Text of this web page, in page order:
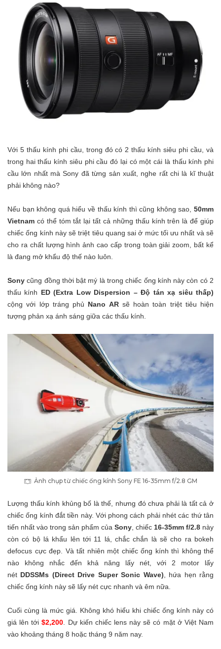
Với 5 thấu kính phi cầu, trong đó có 2 thấu kính siêu phi cầu, và
trong hai thấu kính siêu phi cầu đó lại có một cái là thấu kính phi
cầu lớn nhất mà Sony đã từng sản xuất, nghe rất chi là kĩ thuật
phải không nào?
Nếu bạn không quá hiểu về thấu kính thì cũng không sao, 50mm
Vietnam có thể tóm tắt lại tất cả những thấu kính trên là để giúp
chiếc ống kính này sẽ triệt tiêu quang sai ở mức tối ưu nhất và sẽ
cho ra chất lượng hình ảnh cao cấp trong toàn giải zoom, bất kể
là đang mở khẩu độ thế nào luôn.
Sony cũng đồng thời bật mý là trong chiếc ống kính này còn có 2
thấu kính ED (Extra Low Dispersion – Độ tán xạ siêu thấp)
cộng với lớp tráng phủ Nano ARsẽ hoàn toàn triệt tiêu hiện
tượng phản xạ ánh sáng giữa các thấu kính.
Ảnh chụp từ chiếc ống kính Sony FE 16-35mm f/2.8 GM
Lượng thấu kính khủng bố là thế, nhưng đó chưa phải là tất cả ở
chiếc ống kính đắt tiền này. Với phong cách phải nhét các thứ tân
tiến nhất vào trong sản phẩm của Sony , chiếc 16-35mm f/2.8 này
còn có bộ lá khẩu lên tới 11 lá, chắc chắn là sẽ cho ra bokeh
defocus cực đẹp. Và tất nhiên một chiếc ống kính thì không thể
nào không nhắc đến khả năng lấy nét, với 2 motor lấy
nét DDSSMs (Direct Drive Super Sonic Wave) , hứa hẹn rằng
chiếc ống kính này sẽ lấy nét cực nhanh và êm nữa.
Cuối cùng là mức giá. Không khó hiểu khi chiếc ống kính này có
giá lên tới$2,200 . Dự kiến chiếc lens này sẽ có mặt ở Việt Nam
vào khoảng tháng 8 hoặc tháng 9 năm nay.